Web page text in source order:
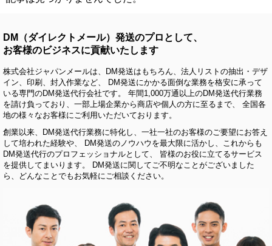
DM（ダイレクトメール）発送のプロとして、
お客様のビジネスに貢献いたします
株式会社ジャパンメールは、DM発送はもちろん、法人リストの抽出・デザ
イン、印刷、封入作業など、 DM発送にかかる面倒な業務を格安に承って
いる専門のDM発送代行会社です。 年間1,000万通以上のDM発送代行業務
を請け負っており、一部上場企業から商店や個人の方に至るまで、 全国各
地の様々なお客様にご利用いただいております。
創業以来、DM発送代行業務に特化し、一社一社のお客様のご要望にお答え
して培われた経験や、 DM発送のノウハウを最大限に活かし、これからも
DM発送代行のプロフェッショナルとして、 皆様のお役に立てるサービス
を提供してまいります。 DM発送に関してご不明なことがございました
ら、どんなことでもお気軽にご相談ください。